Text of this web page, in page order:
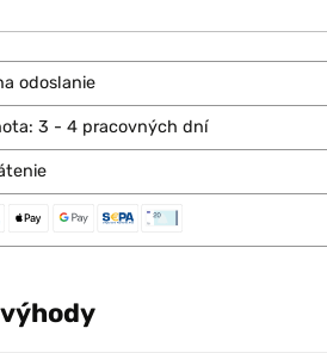
odoslanie
3 - 4 pracovných dní